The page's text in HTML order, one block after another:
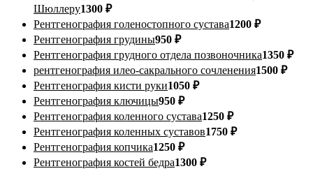
Шюллеру1300 ₽
Рентгенография голеностопного сустава1200 ₽
Рентгенография грудины950 ₽
Рентгенография грудного отдела позвоночника1350 ₽
рентгенография илео-сакрального сочленения1500 ₽
Рентгенография кисти руки1050 ₽
Рентгенография ключицы950 ₽
Рентгенография коленного сустава1250 ₽
Рентгенография коленных суставов1750 ₽
Рентгенография копчика1250 ₽
Рентгенография костей бедра1300 ₽